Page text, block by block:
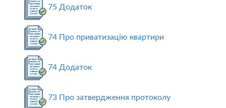
75 Додаток
74 Про приватизацію квартири
74 Додаток
73 Про затвердження протоколу